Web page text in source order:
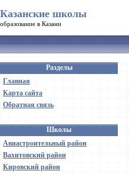
Казанские школы
образование в Казани
Разделы
Главная
Карта сайта
Обратная связь
Школы
Авиастроительный район
Вахитовский район
Кировский район